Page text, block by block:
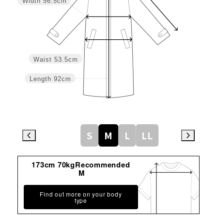
Length 92cm
Waist 53.5cm
S M L LL
173cm 70kgRecommended
M
Find out more on your body
type